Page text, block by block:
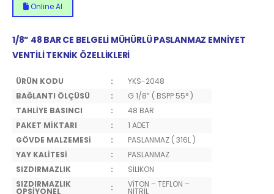
Online Al
1/8” 48 BAR CE BELGELİ MÜHÜRLÜ PASLANMAZ EMNİYET
VENTİLİ TEKNİK ÖZELLİKLERİ
ÜRÜN KODU :
YKS-2048
BAĞLANTI ÖLÇÜSÜ
:
G 1/8” ( BSPP 55° )
TAHLİYE BASINCI
:
48 BAR
PAKET MİKTARI
:
1 ADET
GÖVDE MALZEMESİ
:
PASLANMAZ ( 316L )
YAY KALİTESİ
:
PASLANMAZ
SIZDIRMAZLIK
:
SİLİKON
SIZDIRMAZLIK
OPSİYONEL : VİTON – TEFLON –
NİTRİL